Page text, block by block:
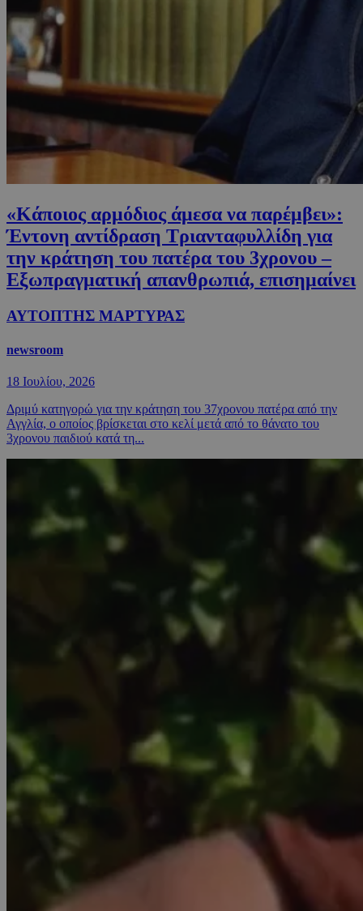
«Κάποιος αρμόδιος άμεσα να παρέμβει»:
Έντονη αντίδραση Τριανταφυλλίδη για
την κράτηση του πατέρα του 3χρονου –
Εξωπραγματική απανθρωπιά, επισημαίνει
ΑΥΤΟΠΤΗΣ ΜΑΡΤΥΡΑΣ
newsroom
18 Ιουλίου, 2026
Δριμύ κατηγορώ για την κράτηση του 37χρονου πατέρα από την
Αγγλία, ο οποίος βρίσκεται στο κελί μετά από το θάνατο του
3χρονου παιδιού κατά τη...